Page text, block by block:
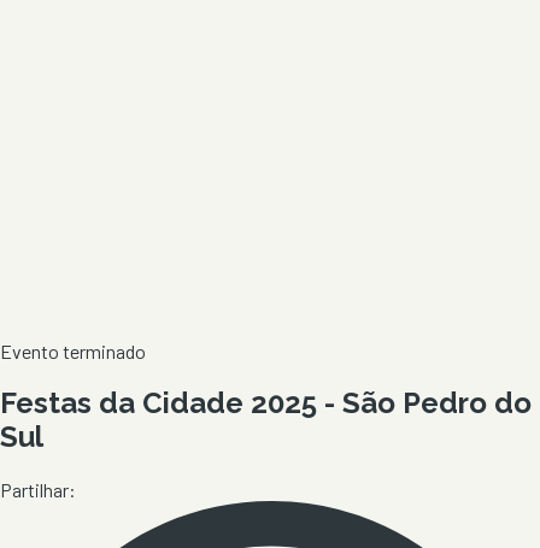
Evento terminado
Festas da Cidade 2025 - São Pedro do
Sul
Partilhar: